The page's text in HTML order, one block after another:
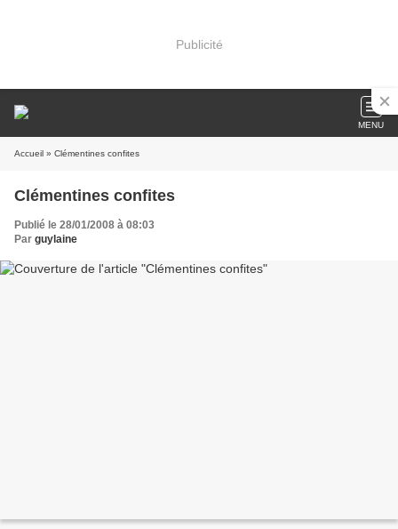
Publicité
MENU
Accueil » Clémentines confites
Clémentines confites
Publié le 28/01/2008 à 08:03
Par guylaine